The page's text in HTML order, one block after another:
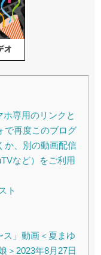
専用のリンクと
で再度このブログ
か、別の動画配信
など）をご利用
ト
」動画＜夏まゆ
＞2023年8月27日